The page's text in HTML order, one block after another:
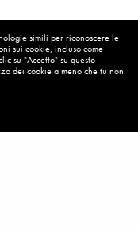
simili per riconoscere le
sui cookie, incluso come
su "Accetto" su questo
dei cookie a meno che tu non